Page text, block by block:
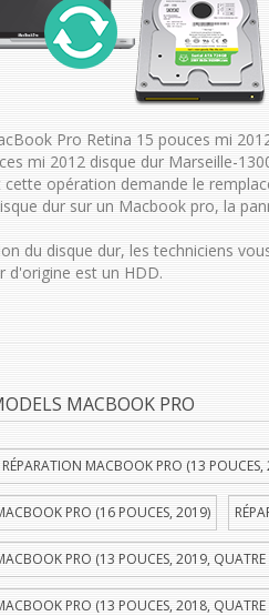
Pro Retina 15 pouces mi
mi 2012 disque dur Marseille-
opération demande le
dur sur un Macbook pro, la
du disque dur, les techniciens
d'origine est un HDD.
MACBOOK PRO
RÉPARATION MACBOOK PRO (13
PRO (16 POUCES, 2019)
PRO (13 POUCES, 2019,
PRO (13 POUCES, 2018,